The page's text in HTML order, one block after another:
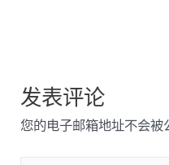
发表评论
您的电子邮箱地址不会被